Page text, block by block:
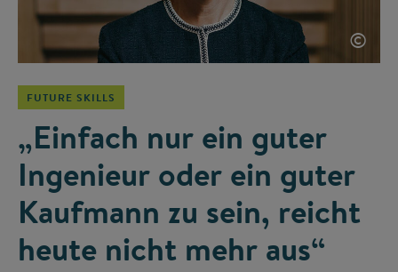
©
FUTURE SKILLS
„Einfach nur ein guter
Ingenieur oder ein guter
Kaufmann zu sein, reicht
heute nicht mehr aus“